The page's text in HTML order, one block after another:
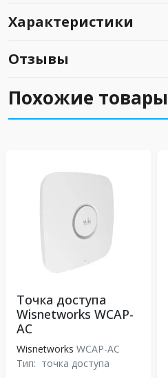
Характеристики
Отзывы
Похожие товары
Точка доступа
Wisnetworks WCAP-
AC
Wisnetworks WCAP-AC
Тип: точка доступа